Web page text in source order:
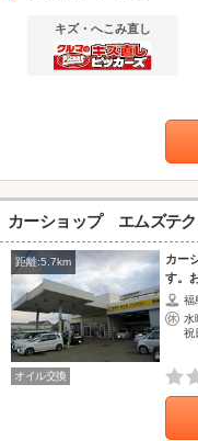
キズ・へこみ直し
カーショップ エムズテク
距離:5.7km
カー
す。
福
水
祝
オイル交換